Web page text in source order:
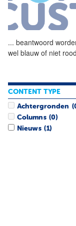
... beantwoord
wel blauw of niet
CONTENT TYPE
Achtergronden
Columns (0)
Nieuws (1)